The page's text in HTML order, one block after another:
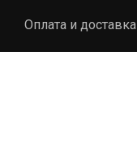
Оплата и доставка